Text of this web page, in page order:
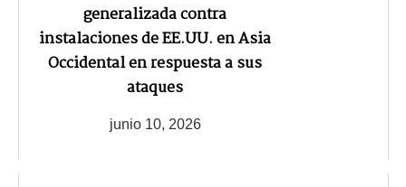
generalizada contra
instalaciones de EE.UU. en Asia
Occidental en respuesta a sus
ataques
junio 10, 2026